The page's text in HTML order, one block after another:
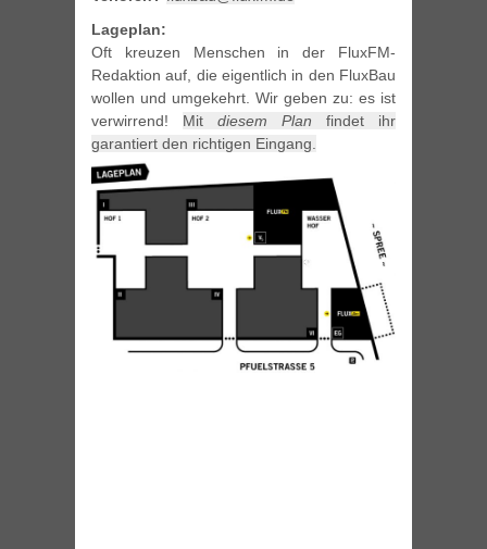
Lageplan:
Oft kreuzen Menschen in der FluxFM-
Redaktion auf, die eigentlich in den FluxBau
wollen und umgekehrt. Wir geben zu: es ist
verwirrend! Mit diesem Plan findet ihr
garantiert den richtigen Eingang.